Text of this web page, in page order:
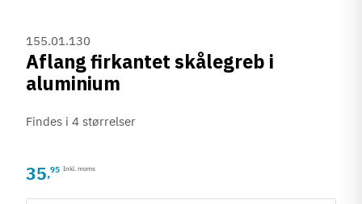
155.01.130
Aflang firkantet skålegreb i
aluminium
Findes i 4 størrelser
35,95 Inkl. moms